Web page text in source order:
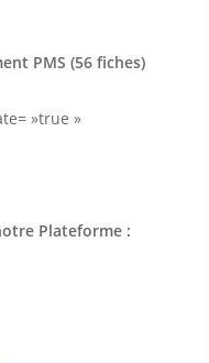
PMS (56 fiches)
»true »
Plateforme :